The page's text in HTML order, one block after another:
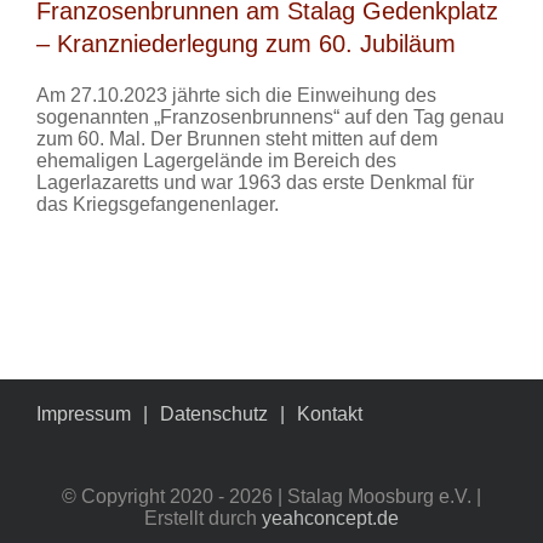
Franzosenbrunnen am Stalag Gedenkplatz
– Kranzniederlegung zum 60. Jubiläum
Am 27.10.2023 jährte sich die Einweihung des
sogenannten „Franzosenbrunnens“ auf den Tag genau
zum 60. Mal. Der Brunnen steht mitten auf dem
ehemaligen Lagergelände im Bereich des
Lagerlazaretts und war 1963 das erste Denkmal für
das Kriegsgefangenenlager.
Impressum Datenschutz Kontakt
© Copyright 2020 - 2026 | Stalag Moosburg e.V. |
Erstellt durch yeahconcept.de